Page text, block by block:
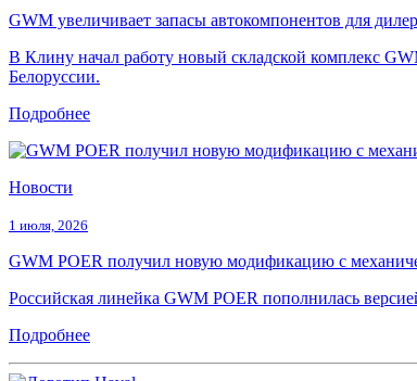
GWM увеличивает запасы автокомпонентов для
В Клину начал работу новый складской комплекс
Белоруссии.
Подробнее
Новости
1 июля, 2026
GWM POER получил новую модификацию с
Российская линейка GWM POER пополнилась
Подробнее